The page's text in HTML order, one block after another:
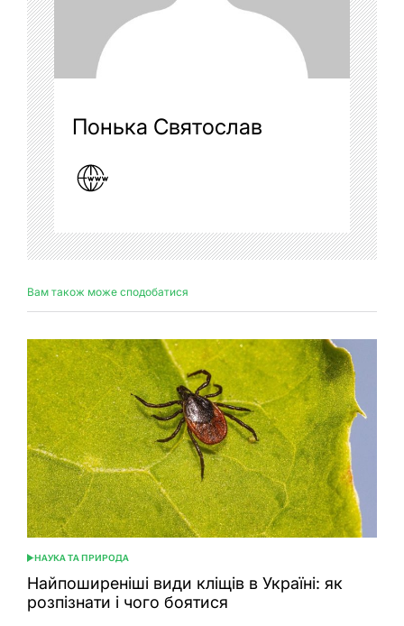
Понька Святослав
Вам також може сподобатися
ОПУБЛІКУВАТИ
У
НАУКА ТА ПРИРОДА
Найпоширеніші види кліщів в Україні: як
розпізнати і чого боятися